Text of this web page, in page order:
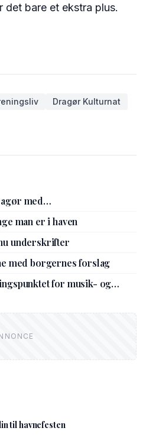
bare et ekstra plus.
Dragør Kulturnat
med
man er i haven
underskrifter
med borgernes forslag
for musik- og
til havnefesten